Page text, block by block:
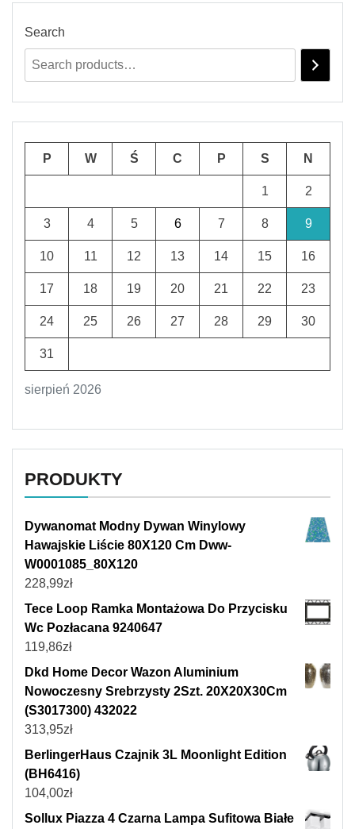
Search
sierpień 2026
P W Ś C P S N
1 2
3 4 5 6 7 8 9
10 11 12 13 14 15 16
17 18 19 20 21 22 23
24 25 26 27 28 29 30
31
PRODUKTY
Dywanomat Modny Dywan Winylowy
Hawajskie Liście 80X120 Cm Dww-
W0001085_80X120
228,99zł
Tece Loop Ramka Montażowa Do Przycisku
Wc Pozłacana 9240647
119,86zł
Dkd Home Decor Wazon Aluminium
Nowoczesny Srebrzysty 2Szt. 20X20X30Cm
(S3017300) 432022
313,95zł
BerlingerHaus Czajnik 3L Moonlight Edition
(BH6416)
104,00zł
Sollux Piazza 4 Czarna Lampa Sufitowa Białe